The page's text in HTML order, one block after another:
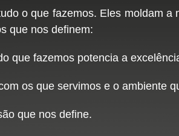
o que fazemos. Eles moldam
que nos definem:
que fazemos potencia a
os que servimos e o ambiente
que nos define.